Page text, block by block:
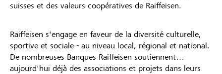
suisses et des valeurs coopératives de Raiffeisen.
Raiffeisen s'engage en faveur de la diversité culturelle,
sportive et sociale - au niveau local, régional et national.
De nombreuses Banques Raiffeisen soutiennent
aujourd'hui déjà des associations et projets dans leurs